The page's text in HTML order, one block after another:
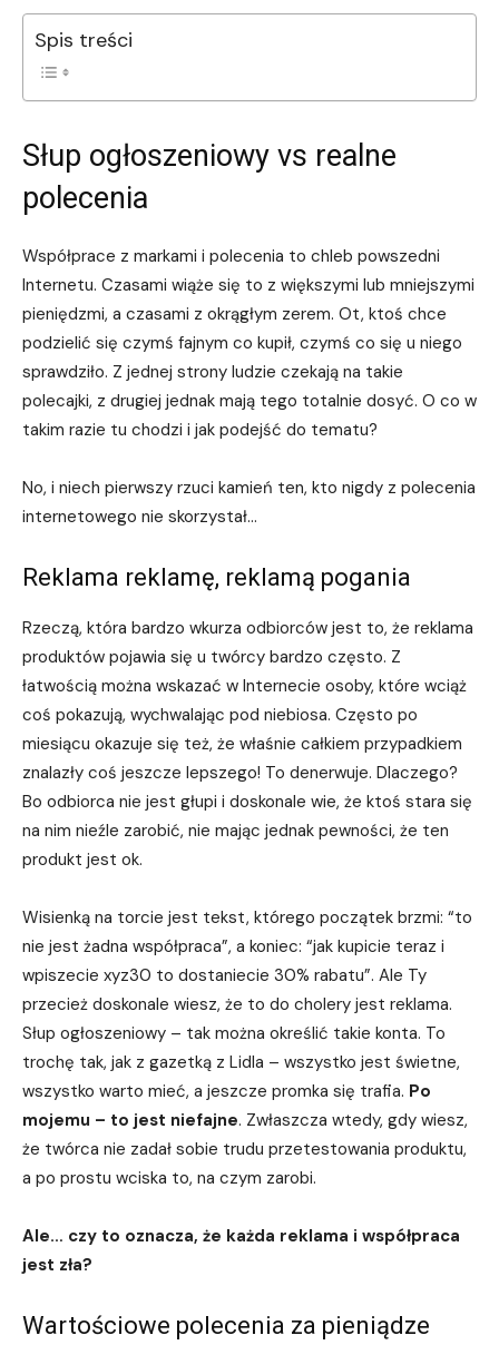
Spis treści
Słup ogłoszeniowy vs realne
polecenia
Współprace z markami i polecenia to chleb powszedni
Internetu. Czasami wiąże się to z większymi lub mniejszymi
pieniędzmi, a czasami z okrągłym zerem. Ot, ktoś chce
podzielić się czymś fajnym co kupił, czymś co się u niego
sprawdziło. Z jednej strony ludzie czekają na takie
polecajki, z drugiej jednak mają tego totalnie dosyć. O co w
takim razie tu chodzi i jak podejść do tematu?
No, i niech pierwszy rzuci kamień ten, kto nigdy z polecenia
internetowego nie skorzystał…
Reklama reklamę, reklamą pogania
Rzeczą, która bardzo wkurza odbiorców jest to, że reklama
produktów pojawia się u twórcy bardzo często. Z
łatwością można wskazać w Internecie osoby, które wciąż
coś pokazują, wychwalając pod niebiosa. Często po
miesiącu okazuje się też, że właśnie całkiem przypadkiem
znalazły coś jeszcze lepszego! To denerwuje. Dlaczego?
Bo odbiorca nie jest głupi i doskonale wie, że ktoś stara się
na nim nieźle zarobić, nie mając jednak pewności, że ten
produkt jest ok.
Wisienką na torcie jest tekst, którego początek brzmi: “to
nie jest żadna współpraca”, a koniec: “jak kupicie teraz i
wpiszecie xyz30 to dostaniecie 30% rabatu”. Ale Ty
przecież doskonale wiesz, że to do cholery jest reklama.
Słup ogłoszeniowy – tak można określić takie konta. To
trochę tak, jak z gazetką z Lidla – wszystko jest świetne,
wszystko warto mieć, a jeszcze promka się trafia. Po
mojemu – to jest niefajne. Zwłaszcza wtedy, gdy wiesz,
że twórca nie zadał sobie trudu przetestowania produktu,
a po prostu wciska to, na czym zarobi.
Ale… czy to oznacza, że każda reklama i współpraca
jest zła?
Wartościowe polecenia za pieniądze